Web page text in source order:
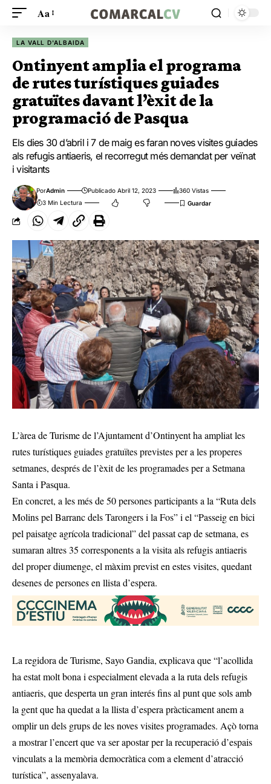
Aa
LA VALL D'ALBAIDA
Ontinyent amplia el programa
de rutes turístiques guiades
gratuïtes davant l’èxit de la
programació de Pasqua
Els dies 30 d’abril i 7 de maig es faran noves visites guiades
als refugis antiaeris, el recorregut més demandat per veïnat
i visitants
PorAdmin Publicado Abril 12, 2023
360 Vistas
3 Min Lectura
L’àrea de Turisme de l’Ajuntament d’Ontinyent ha ampliat les
rutes turístiques guiades gratuïtes previstes per a les properes
setmanes, després de l’èxit de les programades per a Setmana
Santa i Pasqua.
En concret, a les més de 50 persones participants a la “Ruta dels
Molins pel Barranc dels Tarongers i la Fos” i el “Passeig en bici
pel paisatge agrícola tradicional” del passat cap de setmana, es
sumaran altres 35 corresponents a la visita als refugis antiaeris
del proper diumenge, el màxim previst en estes visites, quedant
desenes de persones en llista d’espera.
La regidora de Turisme, Sayo Gandia, explicava que “l’acollida
ha estat molt bona i especialment elevada a la ruta dels refugis
antiaeris, que desperta un gran interés fins al punt que sols amb
la gent que ha quedat a la llista d’espera pràcticament anem a
omplir un dels grups de les noves visites programades. Açò torna
a mostrar l’encert que va ser apostar per la recuperació d’espais
vinculats a la memòria democràtica com a element d’atracció
turística”, assenyalava.